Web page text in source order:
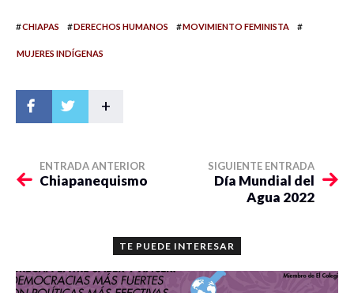
#CHIAPAS #DERECHOS HUMANOS #MOVIMIENTO FEMINISTA #
MUJERES INDÍGENAS
+
ENTRADA ANTERIOR
Chiapanequismo
SIGUIENTE ENTRADA
Día Mundial del
Agua 2022
TE PUEDE INTERESAR